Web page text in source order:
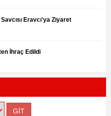
Eravcı'ya Ziyaret
İhraç Edildi